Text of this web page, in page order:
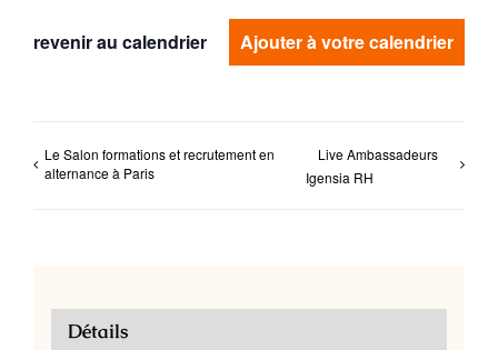
revenir au calendrier Ajouter à votre calendrier
Le Salon formations et recrutement en
alternance à Paris
Live Ambassadeurs
Igensia RH
Détails